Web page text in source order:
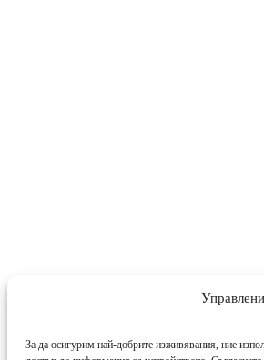
За да осигурим най-добрите изживявания, ние